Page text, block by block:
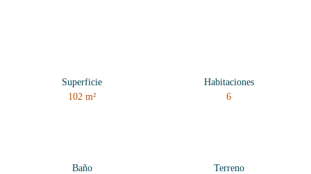
Superficie
102m²
Habitaciones
6
Baño
Terreno